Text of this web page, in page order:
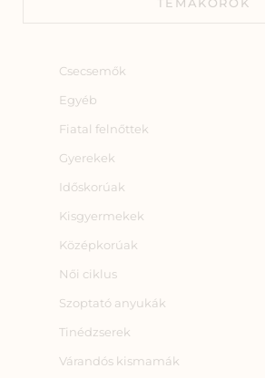
Csecsemők
Egyéb
Fiatal felnőttek
Gyerekek
Időskorúak
Kisgyermekek
Középkorúak
Női ciklus
Szoptató anyukák
Tinédzserek
Várandós kismamák